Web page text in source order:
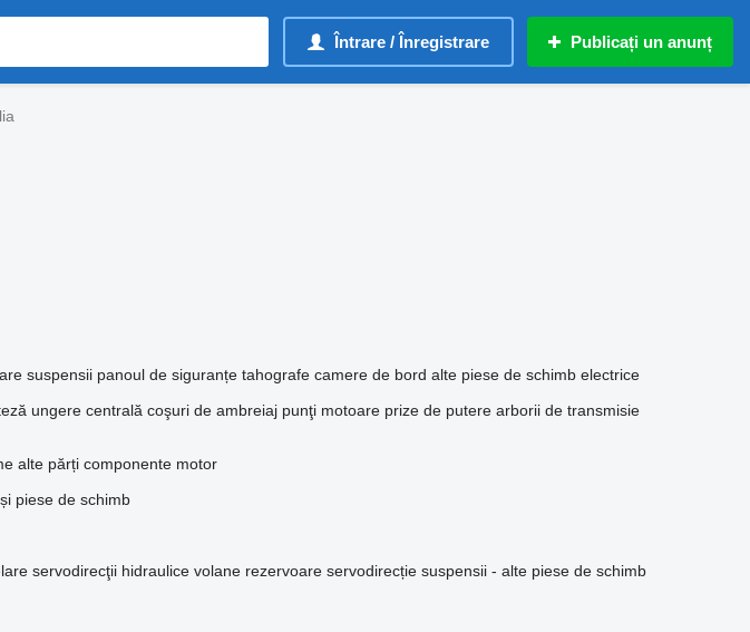
Întrare / Înregistrare Publicați un anunț
suspensii panoul de siguranțe tahografe camere de bord alte piese de schimb electrice
ungere centrală coşuri de ambreiaj punţi motoare prize de putere arborii de transmisie
alte părți componente motor
piese de schimb
servodirecţii hidraulice volane rezervoare servodirecție suspensii - alte piese de schimb